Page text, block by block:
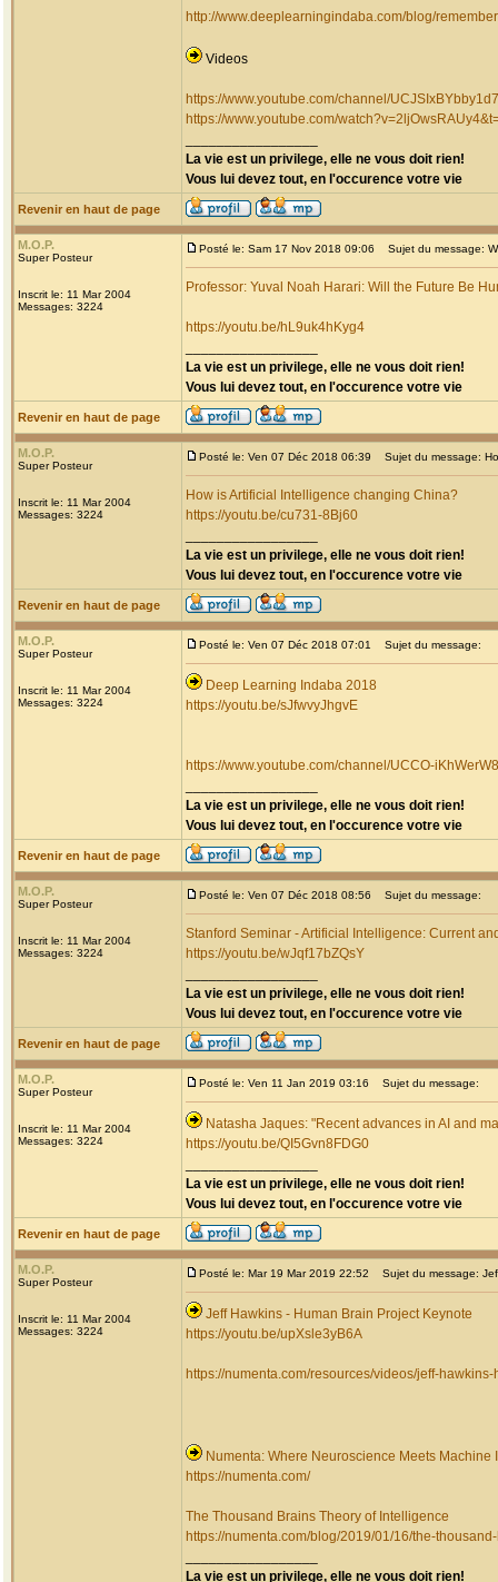
http://www.deeplearningindaba.com/blog/
Videos
https://www.youtube.com/channel/
https://www.youtube.com/
La vie est un privilege, elle ne vous doit rien!
Vous lui devez tout, en l'occurence votre vie
Revenir en haut de page
M.O.P.
Super Posteur
Inscrit le: 11 Mar 2004
Messages: 3224
Posté le: Sam 17 Nov 2018 09:06 Sujet du message:
Professor: Yuval Noah Harari: Will the Future Be
https://youtu.be/hL9uk4hKyg4
La vie est un privilege, elle ne vous doit rien!
Vous lui devez tout, en l'occurence votre vie
Revenir en haut de page
M.O.P.
Super Posteur
Inscrit le: 11 Mar 2004
Messages: 3224
Posté le: Ven 07 Déc 2018 06:39 Sujet du message:
How is Artificial Intelligence changing China?
https://youtu.be/cu731-8Bj60
La vie est un privilege, elle ne vous doit rien!
Vous lui devez tout, en l'occurence votre vie
Revenir en haut de page
M.O.P.
Super Posteur
Inscrit le: 11 Mar 2004
Messages: 3224
Posté le: Ven 07 Déc 2018 07:01 Sujet du message:
Deep Learning Indaba 2018
https://youtu.be/sJfwvyJhgvE
https://www.youtube.com/channel/UCCO-
La vie est un privilege, elle ne vous doit rien!
Vous lui devez tout, en l'occurence votre vie
Revenir en haut de page
M.O.P.
Super Posteur
Inscrit le: 11 Mar 2004
Messages: 3224
Posté le: Ven 07 Déc 2018 08:56 Sujet du message:
Stanford Seminar - Artificial Intelligence: Current
https://youtu.be/wJqf17bZQsY
La vie est un privilege, elle ne vous doit rien!
Vous lui devez tout, en l'occurence votre vie
Revenir en haut de page
M.O.P.
Super Posteur
Inscrit le: 11 Mar 2004
Messages: 3224
Posté le: Ven 11 Jan 2019 03:16 Sujet du message:
Natasha Jaques: "Recent advances in AI and
https://youtu.be/QI5Gvn8FDG0
La vie est un privilege, elle ne vous doit rien!
Vous lui devez tout, en l'occurence votre vie
Revenir en haut de page
M.O.P.
Super Posteur
Inscrit le: 11 Mar 2004
Messages: 3224
Posté le: Mar 19 Mar 2019 22:52 Sujet du message:
Jeff Hawkins - Human Brain Project Keynote
https://youtu.be/upXsle3yB6A
https://numenta.com/resources/videos/jeff-
Numenta: Where Neuroscience Meets Machine
https://numenta.com/
The Thousand Brains Theory of Intelligence
https://numenta.com/blog/2019/01/16/the-
La vie est un privilege, elle ne vous doit rien!